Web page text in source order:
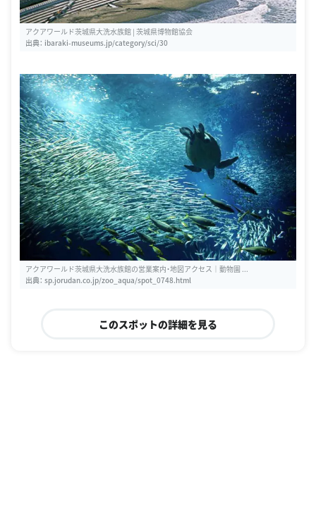
アクアワールド茨城県大洗水族館 | 茨城県博物館協会
出典： ibaraki-museums.jp/category/sci/30
アクアワールド茨城県大洗水族館の営業案内・地図アクセス｜動物園 ...
出典： sp.jorudan.co.jp/zoo_aqua/spot_0748.html
このスポットの詳細を見る